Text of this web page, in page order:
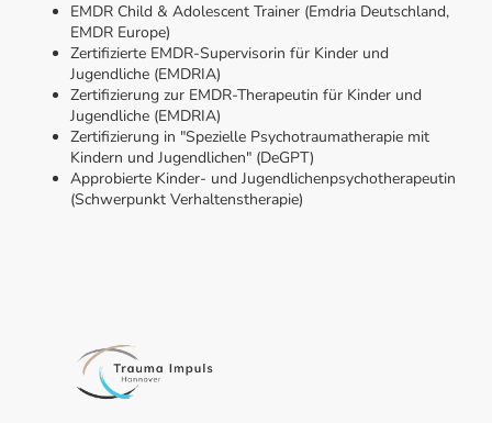
EMDR Child & Adolescent Trainer (Emdria Deutschland,
EMDR Europe)
Zertifizierte EMDR-Supervisorin für Kinder und
Jugendliche (EMDRIA)
Zertifizierung zur EMDR-Therapeutin für Kinder und
Jugendliche (EMDRIA)
Zertifizierung in "Spezielle Psychotraumatherapie mit
Kindern und Jugendlichen" (DeGPT)
Approbierte Kinder- und Jugendlichenpsychotherapeutin
(Schwerpunkt Verhaltenstherapie)